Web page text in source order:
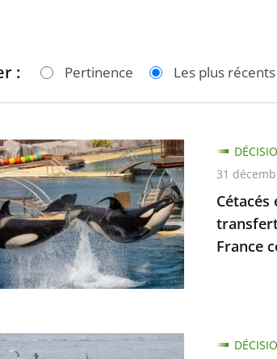
: Pertinence Les plus récents
France
31